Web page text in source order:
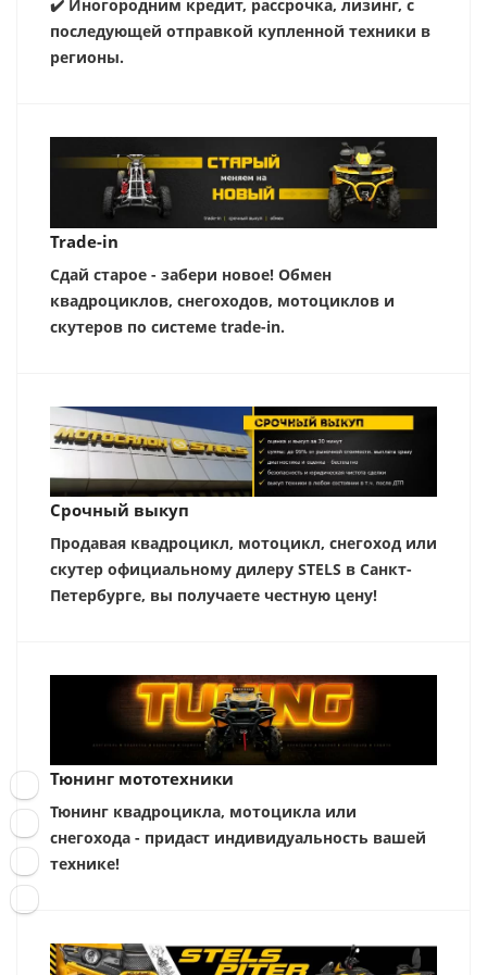
✔️ Иногородним кредит, рассрочка, лизинг, с
последующей отправкой купленной техники в
регионы.
Trade-in
Сдай старое - забери новое! Обмен
квадроциклов, снегоходов, мотоциклов и
скутеров по системе trade-in.
Срочный выкуп
Продавая квадроцикл, мотоцикл, снегоход или
скутер официальному дилеру STELS в Санкт-
Петербурге, вы получаете честную цену!
Тюнинг мототехники
Тюнинг квадроцикла, мотоцикла или
снегохода - придаст индивидуальность вашей
технике!